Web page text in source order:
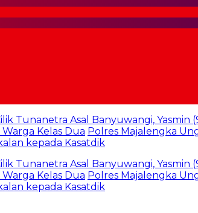
Asal Banyuwangi, Yasmin (9)
Kelas Dua Polres Majalengka
kepada Kasatdik
Asal Banyuwangi, Yasmin (9)
Kelas Dua Polres Majalengka
kepada Kasatdik